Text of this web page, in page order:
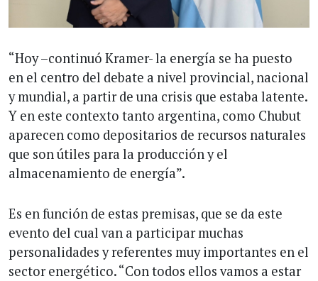
“Hoy –continuó Kramer- la energía se ha puesto
en el centro del debate a nivel provincial, nacional
y mundial, a partir de una crisis que estaba latente.
Y en este contexto tanto argentina, como Chubut
aparecen como depositarios de recursos naturales
que son útiles para la producción y el
almacenamiento de energía”.
Es en función de estas premisas, que se da este
evento del cual van a participar muchas
personalidades y referentes muy importantes en el
sector energético. “Con todos ellos vamos a estar